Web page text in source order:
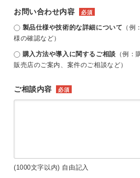
お問い合わせ内容 必須
製品仕様や技術的な詳細について （
様の確認など）
購入方法や導入に関するご相談 （例
販売店のご案内、案件のご相談など）
ご相談内容 必須
(1000文字以内) 自由記入